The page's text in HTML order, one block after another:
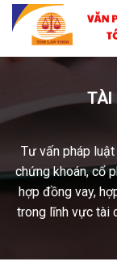
TÀI
Tư vấn pháp luật
chứng khoán, cổ
hợp đồng vay,
trong lĩnh vực tài